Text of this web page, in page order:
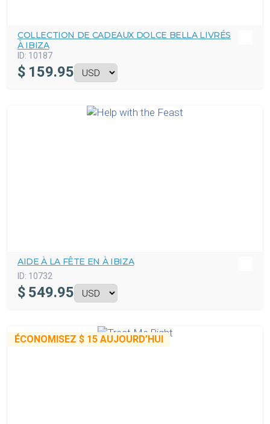
COLLECTION DE CADEAUX DOLCE BELLA LIVRÉS
À IBIZA
ID: 10187
$ 159.95
AIDE À LA FÊTE EN À IBIZA
ID: 10732
$ 549.95
ÉCONOMISEZ $ 15 AUJOURD’HUI